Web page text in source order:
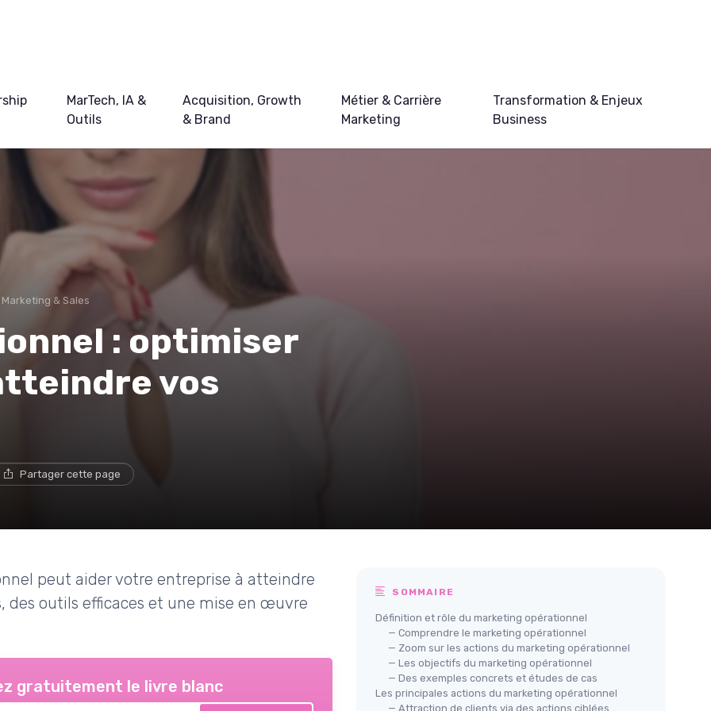
MarTech, IA &
Outils
Acquisition, Growth
& Brand
Métier & Carrière
Marketing
Transformation & Enjeux
Business
& Sales
: optimiser
vos
Partager cette page
peut aider votre entreprise à atteindre
des outils efficaces et une mise en œuvre
gratuitement le livre blanc
SOMMAIRE
Définition et rôle du marketing opérationnel
— Comprendre le marketing opérationnel
— Zoom sur les actions du marketing opérationnel
— Les objectifs du marketing opérationnel
— Des exemples concrets et études de cas
Les principales actions du marketing opérationnel
— Attraction de clients via des actions ciblées